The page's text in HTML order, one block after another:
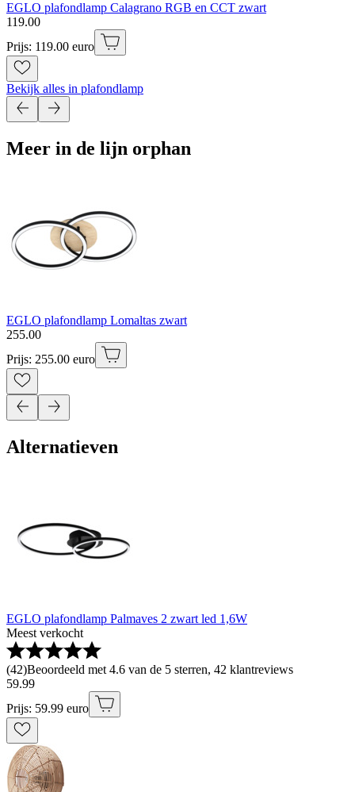
EGLO plafondlamp Calagrano RGB en CCT zwart
119.00
Prijs: 119.00 euro
Bekijk alles in plafondlamp
Meer in de lijn orphan
EGLO plafondlamp Lomaltas zwart
255.00
Prijs: 255.00 euro
Alternatieven
EGLO plafondlamp Palmaves 2 zwart led 1,6W
Meest verkocht
(42)Beoordeeld met 4.6 van de 5 sterren, 42 klantreviews
59.99
Prijs: 59.99 euro